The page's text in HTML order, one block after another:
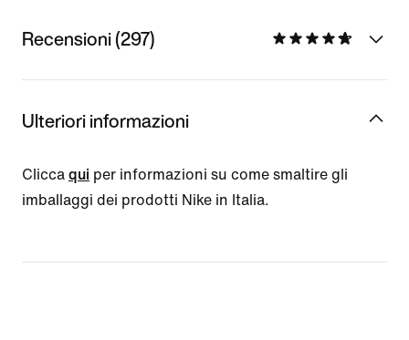
Recensioni (297)
Ulteriori informazioni
Clicca qui per informazioni su come smaltire gli
imballaggi dei prodotti Nike in Italia.